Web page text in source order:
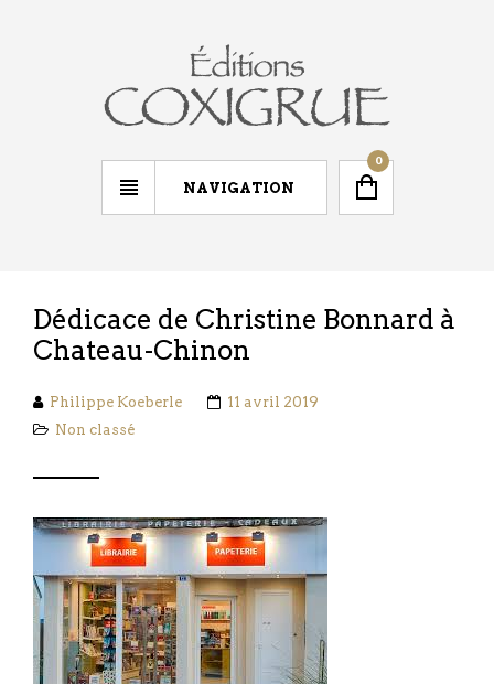
NAVIGATION
0
Dédicace de Christine Bonnard à
Chateau-Chinon
Philippe Koeberle
11 avril 2019
Non classé